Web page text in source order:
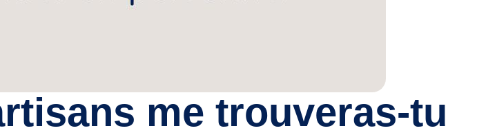
me trouveras-tu